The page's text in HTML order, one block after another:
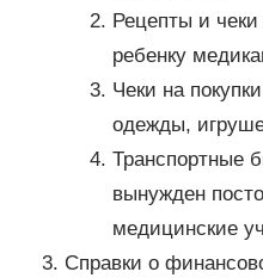
Рецепты и
ребенку
Чеки на
одежды,
Транспортные
вынужден
медицинские
Справки о